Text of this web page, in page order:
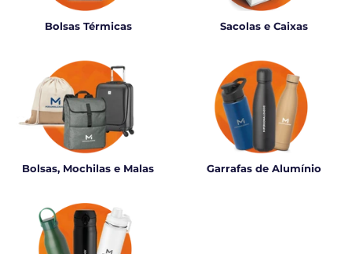
Bolsas Térmicas Sacolas e Caixas
Bolsas, Mochilas e Malas Garrafas de Alumínio